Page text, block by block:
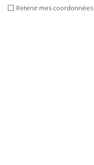
Retenir mes coordonnées